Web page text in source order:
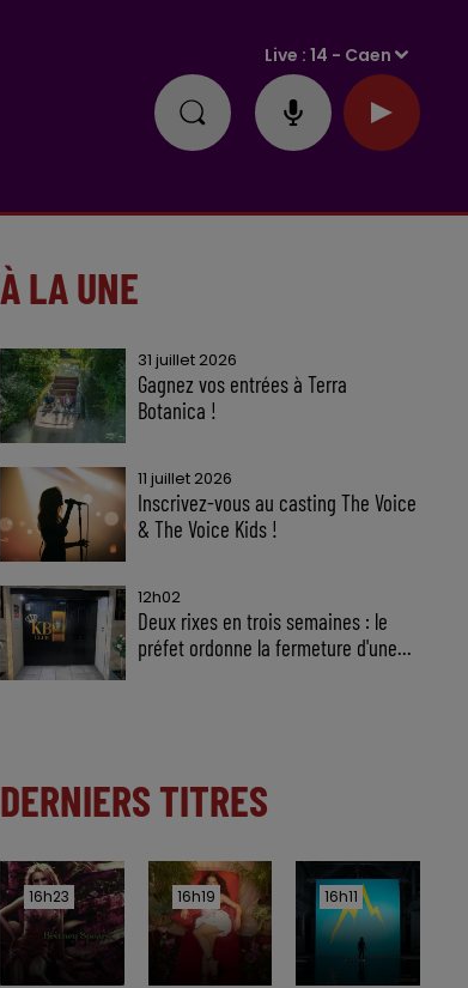
Live :14 - Caen
À LA UNE
31 juillet 2026
Gagnez vos entrées à Terra
Botanica !
11 juillet 2026
Inscrivez-vous au casting The Voice
& The Voice Kids !
12h02
Deux rixes en trois semaines : le
préfet ordonne la fermeture d'une...
DERNIERS TITRES
16h23
16h23 16h19
16h19 16h11
16h11